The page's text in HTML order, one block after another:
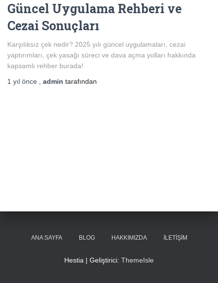
Güncel Uygulama Rehberi ve
Cezai Sonuçları
Karşılıksız çek nedir? 2025 yılı güncel uygulamaları, cezai
yaptırımları, çek yasağı süreci ve dava açma yolları hakkında
kapsamlı rehber burada!
1 yıl önce admin tarafından
ANA SAYFA BLOG HAKKIMIZDA İLETIŞIM
Hestia | Geliştirici: ThemeIsle